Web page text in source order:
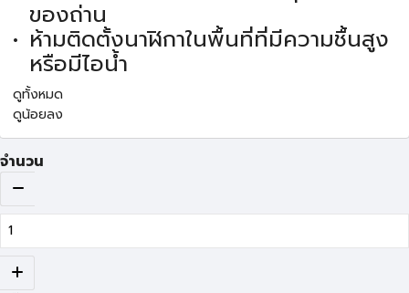
ของถ่าน
ห้ามติดตั้งนาฬิกาในพื้นที่ที่มีความชื้นสูง
หรือมีไอน้ำ
ดูทั้งหมด
ดูน้อยลง
จำนวน